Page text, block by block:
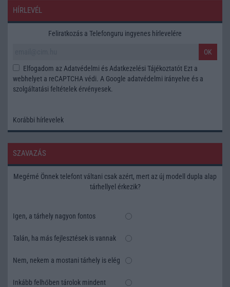
HÍRLEVÉL
Feliratkozás a Telefonguru ingyenes hírlevelére
OK
Elfogadom az Adatvédelmi és Adatkezelési Tájékoztatót Ezt a
webhelyet a reCAPTCHA védi. A Google adatvédelmi irányelve és a
szolgáltatási feltételek érvényesek.
Korábbi hírlevelek
SZAVAZÁS
Megérné Önnek telefont váltani csak azért, mert az új modell dupla alap
tárhellyel érkezik?
Igen, a tárhely nagyon fontos
Talán, ha más fejlesztések is vannak
Nem, nekem a mostani tárhely is elég
Inkább felhőben tárolok mindent